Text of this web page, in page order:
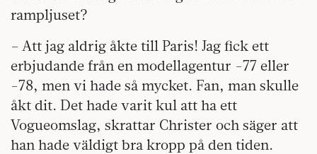
rampljuset?
– Att jag aldrig åkte till Paris! Jag fick ett
erbjudande från en modellagentur -77 eller
-78, men vi hade så mycket. Fan, man skulle
åkt dit. Det hade varit kul att ha ett
Vogueomslag, skrattar Christer och säger att
han hade väldigt bra kropp på den tiden.